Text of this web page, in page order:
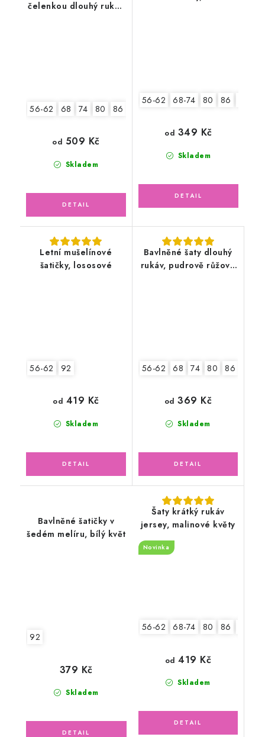
čelenkou dlouhý rukáv
56-62 68 74 80 86
Skladem
od 509 Kč
56-62 68-74 80 86
Skladem
od 349 Kč
Letní mušelínové
šatičky, lososové
56-62 92
Skladem
od 419 Kč
Bavlněné šaty dlouhý
rukáv, pudrově růžové
56-62 68 74 80 86
Skladem
od 369 Kč
Bavlněné šatičky v
šedém melíru, bílý květ
92
Skladem
379 Kč
Šaty krátký rukáv
jersey, malinové květy
Novinka
56-62 68-74 80 86
Skladem
od 419 Kč